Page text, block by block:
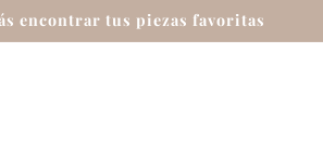
encontrar tus piezas favoritas